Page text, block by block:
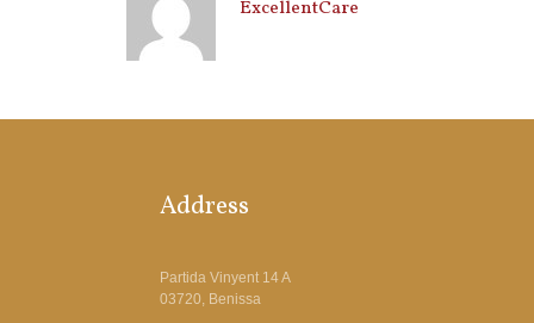
ExcellentCare
Address
Partida Vinyent 14 A
03720, Benissa